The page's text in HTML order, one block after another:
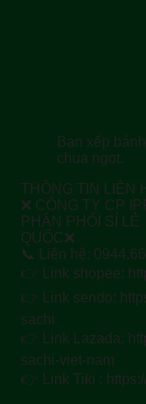
Bạn xếp
chua ngọt.
THÔNG TIN LIÊN
❌ CÔNG TY CP
PHÂN PHỐI SỈ
QUỐC❌
📞 Liên hệ:
👉 Link shopee:
👉 Link sendo:
sachi
👉 Link Lazada:
sachi-viet-nam
👉 Link Tiki :